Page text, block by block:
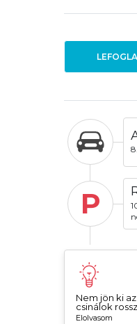
P
Nem jön ki
csinálok
Elolvasom